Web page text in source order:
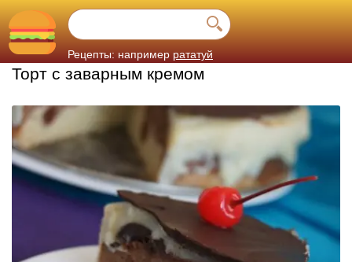
Рецепты: например рататуй
Торт с заварным кремом